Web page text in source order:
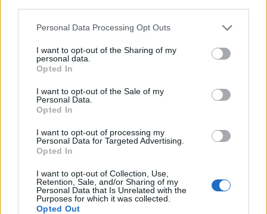
Personal Data Processing Opt Outs
I want to opt-out of the Sharing of my
personal data.
Opted In
I want to opt-out of the Sale of my
Personal Data.
Opted In
I want to opt-out of processing my
Personal Data for Targeted Advertising.
Opted In
I want to opt-out of Collection, Use,
Retention, Sale, and/or Sharing of my
Personal Data that Is Unrelated with the
Purposes for which it was collected.
Opted Out
Visuele aanwijzingen